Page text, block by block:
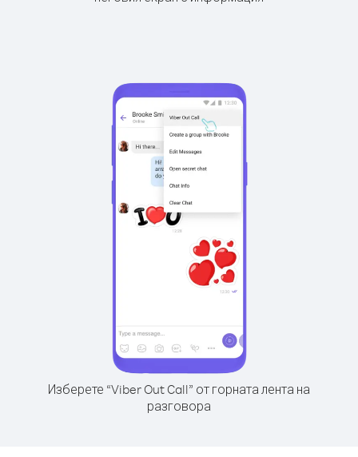
Изберете “Viber Out Call” от горната лента на
разговора